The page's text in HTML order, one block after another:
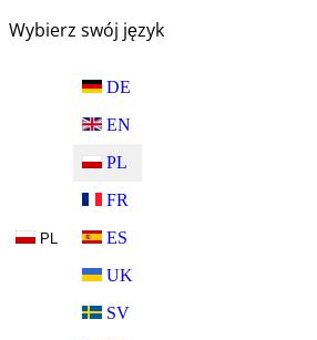
Wybierz swój język
PL
DE
EN
PL
FR
ES
UK
SV